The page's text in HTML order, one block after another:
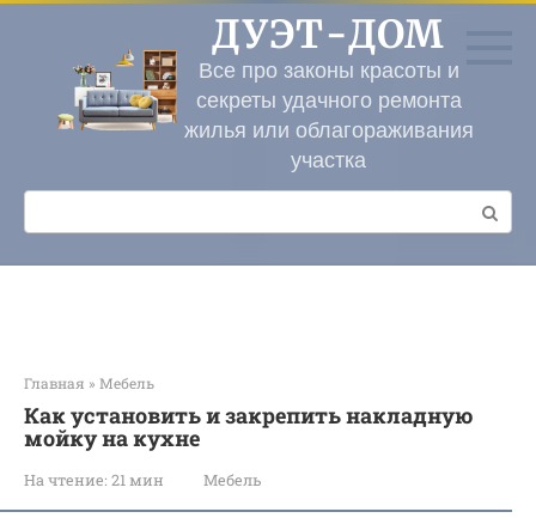
Перейти
контенту
ДУЭТ-ДОМ
Все про законы красоты и
секреты удачного ремонта
жилья или облагораживания
участка
Поиск:
Главная » Мебель
Как установить и закрепить накладную
мойку на кухне
На чтение: 21 мин Мебель